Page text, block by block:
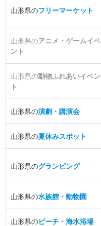
山形県のフリーマーケット
山形県のアニメ・ゲームイベ
ント
山形県の動物ふれあいイベン
ト
山形県の演劇・講演会
山形県の夏休みスポット
山形県のグランピング
山形県の水族館・動物園
山形県のビーチ・海水浴場